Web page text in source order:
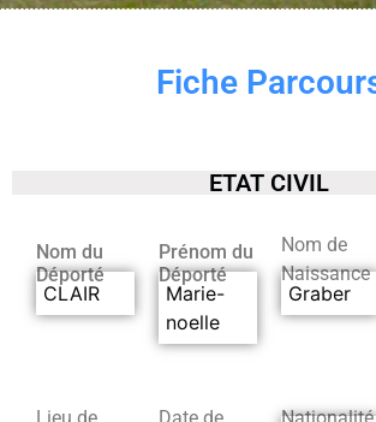
Fiche
ETAT CIVIL
Nom du
Déporté
CLAIR
Prénom du
Déporté
Marie-
noelle
Nom de
Naissance
Graber
Lieu de
Date de
Nationalité